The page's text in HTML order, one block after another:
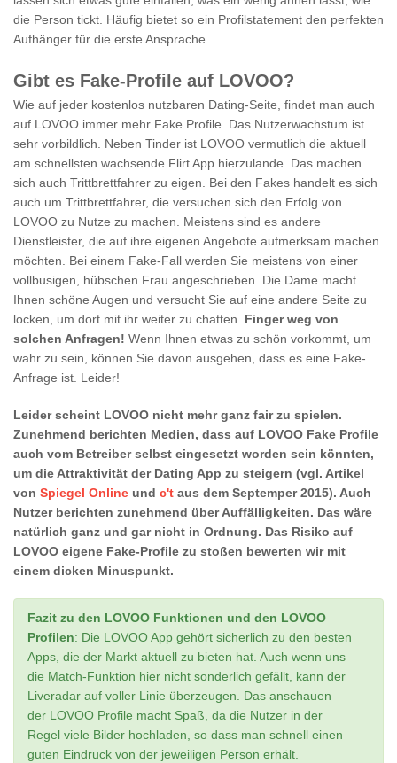
die Person tickt. Häufig bietet so ein Profilstatement den perfekten
Aufhänger für die erste Ansprache.
Gibt es Fake-Profile auf LOVOO?
Wie auf jeder kostenlos nutzbaren Dating-Seite, findet man auch
auf LOVOO immer mehr Fake Profile. Das Nutzerwachstum ist
sehr vorbildlich. Neben Tinder ist LOVOO vermutlich die aktuell
am schnellsten wachsende Flirt App hierzulande. Das machen
sich auch Trittbrettfahrer zu eigen. Bei den Fakes handelt es sich
auch um Trittbrettfahrer, die versuchen sich den Erfolg von
LOVOO zu Nutze zu machen. Meistens sind es andere
Dienstleister, die auf ihre eigenen Angebote aufmerksam machen
möchten. Bei einem Fake-Fall werden Sie meistens von einer
vollbusigen, hübschen Frau angeschrieben. Die Dame macht
Ihnen schöne Augen und versucht Sie auf eine andere Seite zu
locken, um dort mit ihr weiter zu chatten. Finger weg von
solchen Anfragen! Wenn Ihnen etwas zu schön vorkommt, um
wahr zu sein, können Sie davon ausgehen, dass es eine Fake-
Anfrage ist. Leider!
Leider scheint LOVOO nicht mehr ganz fair zu spielen.
Zunehmend berichten Medien, dass auf LOVOO Fake Profile
auch vom Betreiber selbst eingesetzt worden sein könnten,
um die Attraktivität der Dating App zu steigern (vgl. Artikel
von Spiegel Online und c't aus dem Septemper 2015). Auch
Nutzer berichten zunehmend über Auffälligkeiten. Das wäre
natürlich ganz und gar nicht in Ordnung. Das Risiko auf
LOVOO eigene Fake-Profile zu stoßen bewerten wir mit
einem dicken Minuspunkt.
Fazit zu den LOVOO Funktionen und den LOVOO
Profilen: Die LOVOO App gehört sicherlich zu den besten
Apps, die der Markt aktuell zu bieten hat. Auch wenn uns
die Match-Funktion hier nicht sonderlich gefällt, kann der
Liveradar auf voller Linie überzeugen. Das anschauen
der LOVOO Profile macht Spaß, da die Nutzer in der
Regel viele Bilder hochladen, so dass man schnell einen
guten Eindruck von der jeweiligen Person erhält.